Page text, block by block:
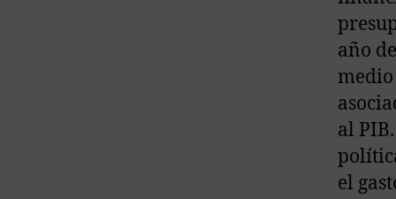
año
al
el